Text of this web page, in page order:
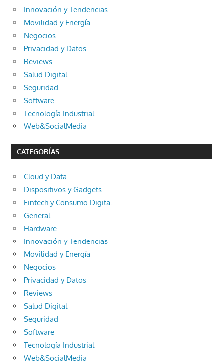
Innovación y Tendencias
Movilidad y Energía
Negocios
Privacidad y Datos
Reviews
Salud Digital
Seguridad
Software
Tecnología Industrial
Web&SocialMedia
CATEGORÍAS
Cloud y Data
Dispositivos y Gadgets
Fintech y Consumo Digital
General
Hardware
Innovación y Tendencias
Movilidad y Energía
Negocios
Privacidad y Datos
Reviews
Salud Digital
Seguridad
Software
Tecnología Industrial
Web&SocialMedia